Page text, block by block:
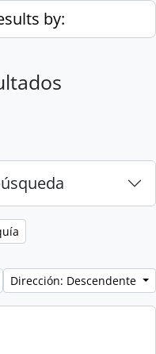
by:
Dirección: Descendente